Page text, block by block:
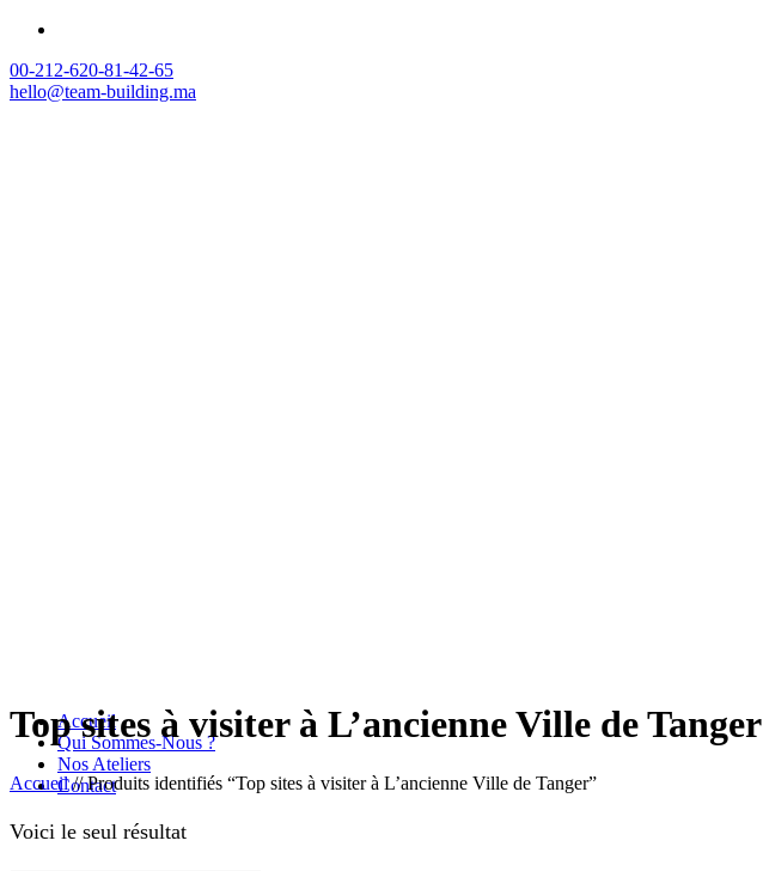
00-212-620-81-42-65
hello@team-building.ma
Accueil
Qui Sommes-Nous ?
Nos Ateliers
Contact
Top sites à visiter à L’ancienne Ville de Tanger
Accueil//Produits identifiés “Top sites à visiter à L’ancienne Ville de Tanger”
Voici le seul résultat